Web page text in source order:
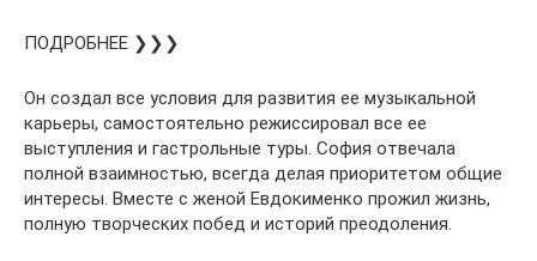
ПОДРОБНЕЕ ❯❯❯
Он создал все условия для развития ее музыкальной
карьеры, самостоятельно режиссировал все ее
выступления и гастрольные туры. София отвечала
полной взаимностью, всегда делая приоритетом общие
интересы. Вместе с женой Евдокименко прожил жизнь,
полную творческих побед и историй преодоления.